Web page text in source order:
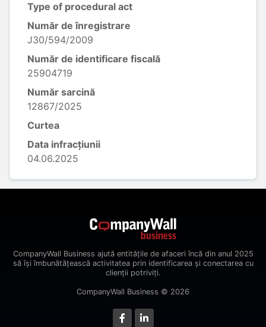
Type of procedural act
Număr de înregistrare
J30/594/2009
Număr de identificare fiscală
25904719
Număr sarcină
12867/2025
Curtea
Data infracțiunii
04.06.2025
CompanyWall Business ajută entitățile de afaceri încă din anul 2025
să își îmbunătățească activitatea prin identificarea și conectarea cu
clienții potriviți.
CompanyWall Business © 2026